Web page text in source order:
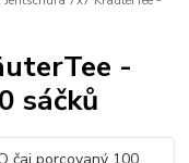
-
sáčků